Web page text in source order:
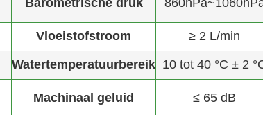
Barometrische druk
Vloeistofstroom ≥ 2 L/min
Watertemperatuurbereik 10 tot 40 °C ± 2
Machinaal geluid ≤ 65 dB